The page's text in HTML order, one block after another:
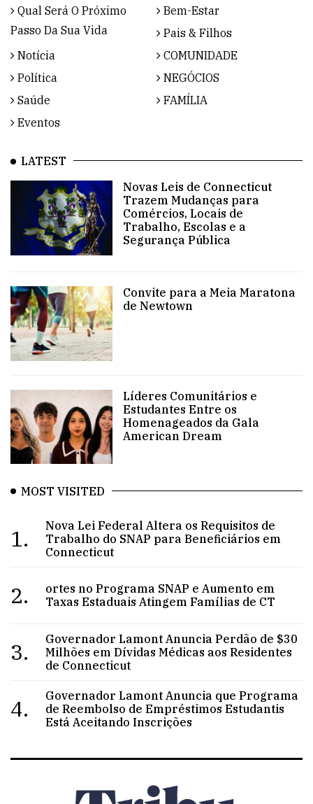
Qual Será O Próximo
Passo Da Sua Vida
Bem-Estar
Pais & Filhos
Notícia
COMUNIDADE
Política
NEGÓCIOS
Saúde
FAMÍLIA
Eventos
LATEST
Novas Leis de Connecticut
Trazem Mudanças para
Comércios, Locais de
Trabalho, Escolas e a
Segurança Pública
Convite para a Meia Maratona
de Newtown
Líderes Comunitários e
Estudantes Entre os
Homenageados da Gala
American Dream
MOST VISITED
1.
Nova Lei Federal Altera os Requisitos de
Trabalho do SNAP para Beneficiários em
Connecticut
2.
ortes no Programa SNAP e Aumento em
Taxas Estaduais Atingem Famílias de CT
3.
Governador Lamont Anuncia Perdão de $30
Milhões em Dívidas Médicas aos Residentes
de Connecticut
4.
Governador Lamont Anuncia que Programa
de Reembolso de Empréstimos Estudantis
Está Aceitando Inscrições